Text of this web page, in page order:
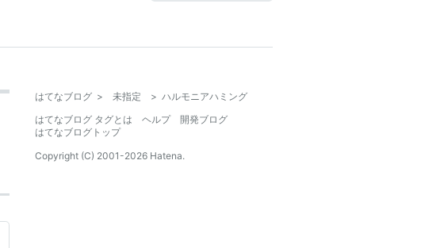
はてなブログ > 未指定 > ハルモニアハミング
はてなブログ タグとは
ヘルプ
開発ブログ
はてなブログトップ
Copyright (C) 2001-2026 Hatena.